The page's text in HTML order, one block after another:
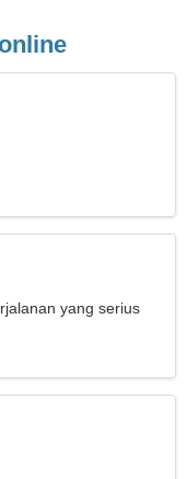
yang serius